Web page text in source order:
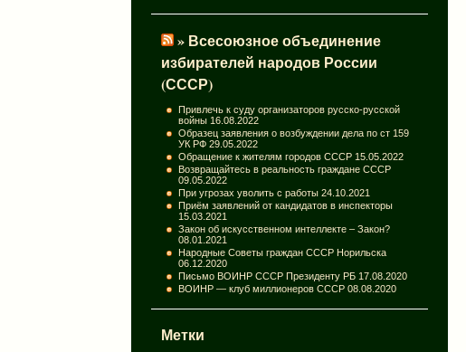
» Всесоюзное объединение
избирателей народов России
(СССР)
Привлечь к суду организаторов русско-русской
войны 16.08.2022
Образец заявления о возбуждении дела по ст 159
УК РФ 29.05.2022
Обращение к жителям городов СССР 15.05.2022
Возвращайтесь в реальность граждане СССР
09.05.2022
При угрозах уволить с работы 24.10.2021
Приём заявлений от кандидатов в инспекторы
15.03.2021
Закон об искусственном интеллекте – Закон?
08.01.2021
Народные Советы граждан СССР Норильска
06.12.2020
Письмо ВОИНР СССР Президенту РБ 17.08.2020
ВОИНР — клуб миллионеров СССР 08.08.2020
Метки